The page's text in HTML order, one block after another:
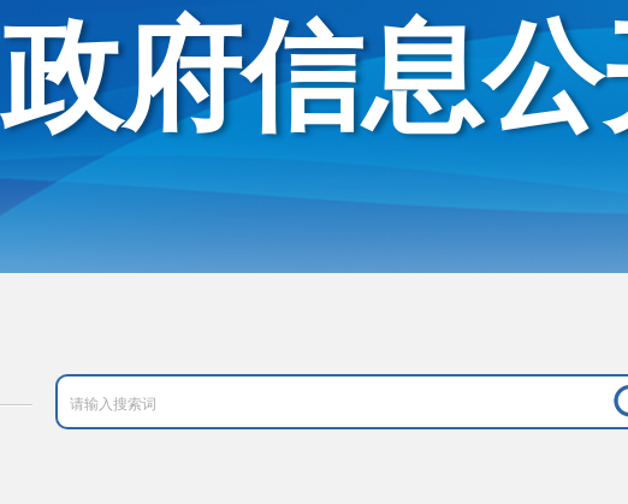
政府信息